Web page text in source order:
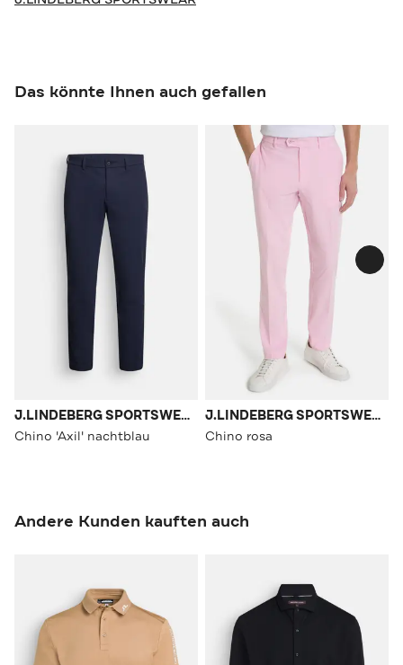
Das könnte Ihnen auch gefallen
J.LINDEBERG SPORTSWEAR
Chino 'Axil' nachtblau
J.LINDEBERG SPORTSWEAR
Chino rosa
Andere Kunden kauften auch